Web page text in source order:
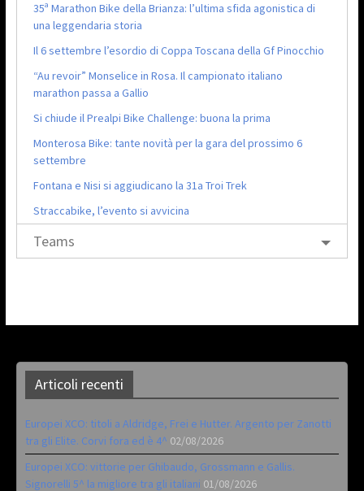
35ª Marathon Bike della Brianza: l’ultima sfida agonistica di
una leggendaria storia
Il 6 settembre l’esordio di Coppa Toscana della Gf Pinocchio
“Au revoir” Monselice in Rosa. Il campionato italiano
marathon passa a Gallio
Si chiude il Prealpi Bike Challenge: buona la prima
Monterosa Bike: tante novità per la gara del prossimo 6
settembre
Fontana e Nisi si aggiudicano la 31a Troi Trek
Straccabike, l’evento si avvicina
Teams
Articoli recenti
Europei XCO: titoli a Aldridge, Frei e Hutter. Argento per Zanotti
tra gli Elite. Corvi fora ed è 4^ 02/08/2026
Europei XCO: vittorie per Ghibaudo, Grossmann e Gallis.
Signorelli 5^ la migliore tra gli italiani 01/08/2026